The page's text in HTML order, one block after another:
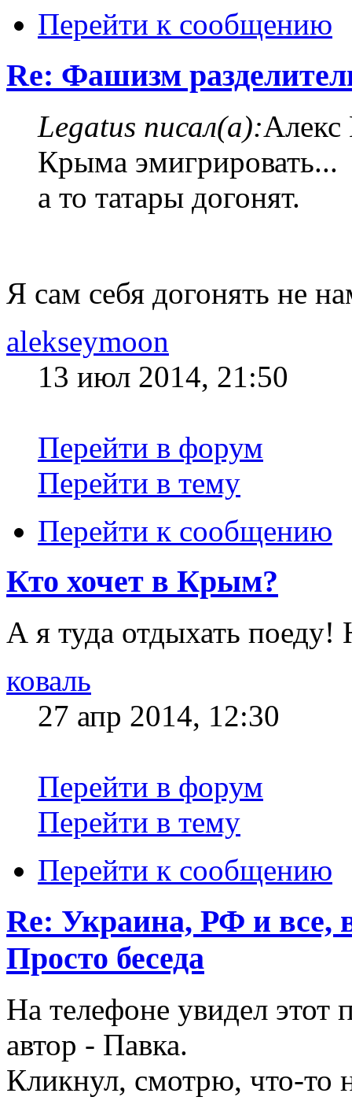
Перейти к сообщению
Re: Фашизм
Legatus писал(а):Алекс
Крыма эмигрировать...
а то татары догонят.
Я сам себя догонять не
alekseymoon
13 июл 2014, 21:50
Перейти в форум
Перейти в тему
Перейти к сообщению
Кто хочет в Крым?
А я туда отдыхать
коваль
27 апр 2014, 12:30
Перейти в форум
Перейти в тему
Перейти к сообщению
Re: Украина, РФ и все,
Просто беседа
На телефоне увидел этот
автор - Павка.
Кликнул, смотрю, что-то